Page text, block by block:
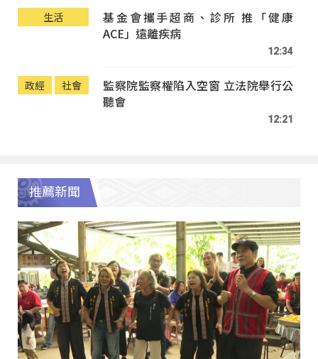
生活
基金會攜手超商、診所 推「健康
ACE」遠離疾病
12:34
政經 社會
監察院監察權陷入空窗 立法院舉行公
聽會
12:21
推薦新聞